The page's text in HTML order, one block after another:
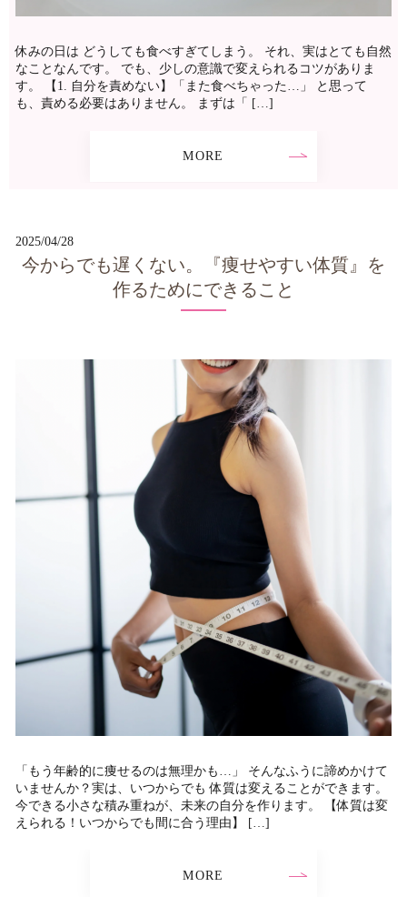
休みの日は どうしても食べすぎてしまう。 それ、実はとても自然
なことなんです。 でも、少しの意識で変えられるコツがありま
す。 【1. 自分を責めない】「また食べちゃった…」 と思って
も、責める必要はありません。 まずは「 […]
MORE
2025/04/28
今からでも遅くない。『痩せやすい体質』を
作るためにできること
「もう年齢的に痩せるのは無理かも…」 そんなふうに諦めかけて
いませんか？実は、いつからでも 体質は変えることができます。
今できる小さな積み重ねが、未来の自分を作ります。 【体質は変
えられる！いつからでも間に合う理由】 […]
MORE